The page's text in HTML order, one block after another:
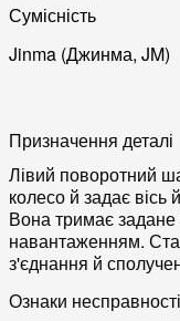
Сумісність
Jinma (Джинма, JM)
Призначення деталі
Лівий поворотний
колесо й задає
Вона тримає задане
навантаженням.
з'єднання й
Ознаки несправності